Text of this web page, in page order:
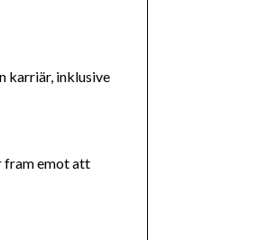
karriär, inklusive
fram emot att